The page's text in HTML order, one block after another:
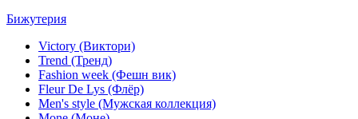
Бижутерия
Victory (Виктори)
Trend (Тренд)
Fashion week (Фешн вик)
Fleur De Lys (Флёр)
Men's style (Мужская коллекция)